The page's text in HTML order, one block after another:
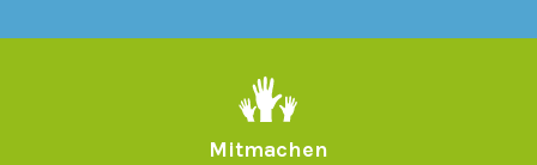
Mitmachen